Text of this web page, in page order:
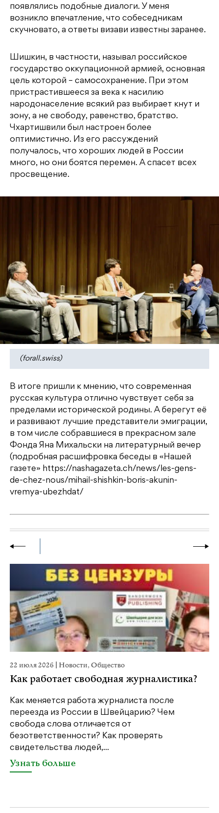
появлялись подобные диалоги. У меня
возникло впечатление, что собеседникам
скучновато, а ответы визави известны заранее.
Шишкин, в частности, называл российское
государство оккупационной армией, основная
цель которой – самосохранение. При этом
пристрастившееся за века к насилию
народонаселение всякий раз выбирает кнут и
зону, а не свободу, равенство, братство.
Чхартишвили был настроен более
оптимистично. Из его рассуждений
получалось, что хороших людей в России
много, но они боятся перемен. А спасет всех
просвещение.
(forall.swiss)
В итоге пришли к мнению, что современная
русская культура отлично чувствует себя за
пределами исторической родины. А берегут её
и развивают лучшие представители эмиграции,
в том числе собравшиеся в прекрасном зале
Фонда Яна Михальски на литературный вечер
(подробная расшифровка беседы в «Нашей
газете» https://nashagazeta.ch/news/les-gens-
de-chez-nous/mihail-shishkin-boris-akunin-
vremya-ubezhdat/
22 июля 2026 Новости,Общество
Как работает свободная журналистика?
Как меняется работа журналиста после
переезда из России в Швейцарию? Чем
свобода слова отличается от
безответственности? Как проверять
свидетельства людей,...
Узнать больше